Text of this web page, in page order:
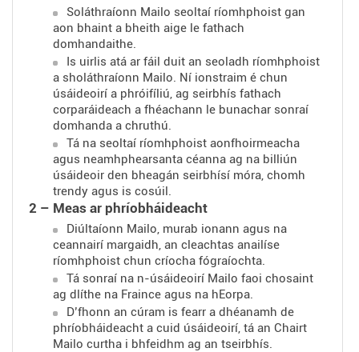
Soláthraíonn Mailo seoltaí ríomhphoist gan
aon bhaint a bheith aige le fathach
domhandaithe.
Is uirlis atá ar fáil duit an seoladh ríomhphoist
a sholáthraíonn Mailo. Ní ionstraim é chun
úsáideoirí a phróifíliú, ag seirbhís fathach
corparáideach a fhéachann le bunachar sonraí
domhanda a chruthú.
Tá na seoltaí ríomhphoist aonfhoirmeacha
agus neamhphearsanta céanna ag na billiún
úsáideoir den bheagán seirbhísí móra, chomh
trendy agus is cosúil.
2 – Meas ar phríobháideacht
Diúltaíonn Mailo, murab ionann agus na
ceannairí margaidh, an cleachtas anailíse
ríomhphoist chun críocha fógraíochta.
Tá sonraí na n-úsáideoirí Mailo faoi chosaint
ag dlíthe na Fraince agus na hEorpa.
D’fhonn an cúram is fearr a dhéanamh de
phríobháideacht a cuid úsáideoirí, tá an Chairt
Mailo curtha i bhfeidhm ag an tseirbhís.